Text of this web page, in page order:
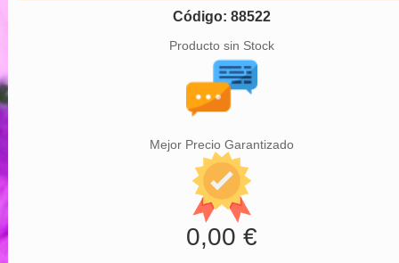
Código: 88522
Producto sin Stock
Mejor Precio Garantizado
0,00 €